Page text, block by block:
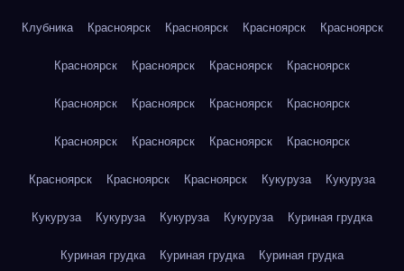
Клубника Красноярск Красноярск Красноярск Красноярск
Красноярск Красноярск Красноярск Красноярск
Красноярск Красноярск Красноярск Красноярск
Красноярск Красноярск Красноярск Красноярск
Красноярск Красноярск Красноярск Кукуруза Кукуруза
Кукуруза Кукуруза Кукуруза Кукуруза Куриная грудка
Куриная грудка Куриная грудка Куриная грудка